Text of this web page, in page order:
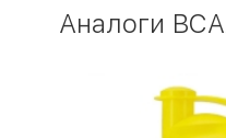
Аналоги